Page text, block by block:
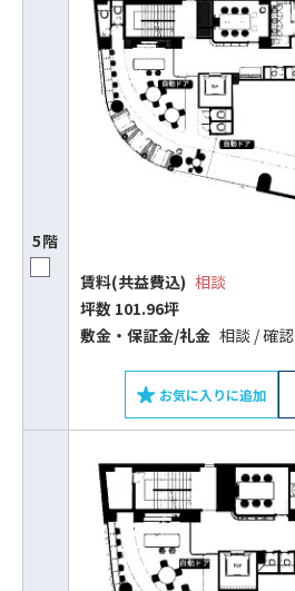
5階
賃料(共益費込) 相談
坪数 101.96坪
敷⾦‧保証⾦/礼⾦ 相談 / 確認
お気に入りに追加